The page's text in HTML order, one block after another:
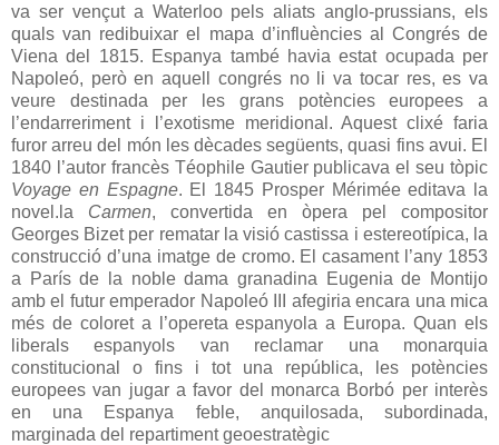
va ser vençut a Waterloo pels aliats anglo-prussians, els
quals van redibuixar el mapa d’influències al Congrés de
Viena del 1815. Espanya també havia estat ocupada per
Napoleó, però en aquell congrés no li va tocar res, es va
veure destinada per les grans potències europees a
l’endarreriment i l’exotisme meridional. Aquest clixé faria
furor arreu del món les dècades següents, quasi fins avui. El
1840 l’autor francès Téophile Gautier publicava el seu tòpic
Voyage en Espagne. El 1845 Prosper Mérimée editava la
novel.la Carmen, convertida en òpera pel compositor
Georges Bizet per rematar la visió castissa i estereotípica, la
construcció d’una imatge de cromo. El casament l’any 1853
a París de la noble dama granadina Eugenia de Montijo
amb el futur emperador Napoleó III afegiria encara una mica
més de coloret a l’opereta espanyola a Europa. Quan els
liberals espanyols van reclamar una monarquia
constitucional o fins i tot una república, les potències
europees van jugar a favor del monarca Borbó per interès
en una Espanya feble, anquilosada, subordinada,
marginada del repartiment geoestratègic